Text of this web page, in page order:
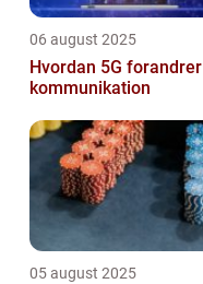
06 august 2025
Hvordan 5G forandrer
kommunikation
05 august 2025